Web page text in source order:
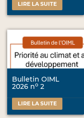
LIRE LA SUITE
Bulletin OIML
2026 no 2
LIRE LA SUITE